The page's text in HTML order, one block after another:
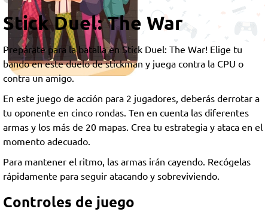
Stick Duel: The War
Prepárate para la batalla en Stick Duel: The War! Elige tu
bando en este duelo de stickman y juega contra la CPU o
contra un amigo.
En este juego de acción para 2 jugadores, deberás derrotar a
tu oponente en cinco rondas. Ten en cuenta las diferentes
armas y los más de 20 mapas. Crea tu estrategia y ataca en el
momento adecuado.
Para mantener el ritmo, las armas irán cayendo. Recógelas
rápidamente para seguir atacando y sobreviviendo.
Controles de juego